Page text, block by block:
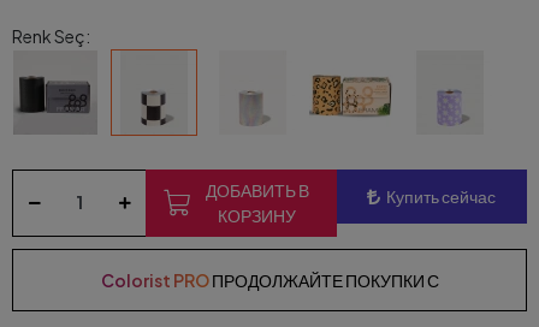
Renk Seç:
ДОБАВИТЬ В
КОРЗИНУ
Купить сейчас
Colorist PROПРОДОЛЖАЙТЕ ПОКУПКИ С